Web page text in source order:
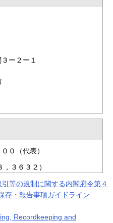
２ー１
０（代表）
３６３２）
等の規制に関する内閣府令第４
存・報告事項ガイドライン
Recordkeeping and